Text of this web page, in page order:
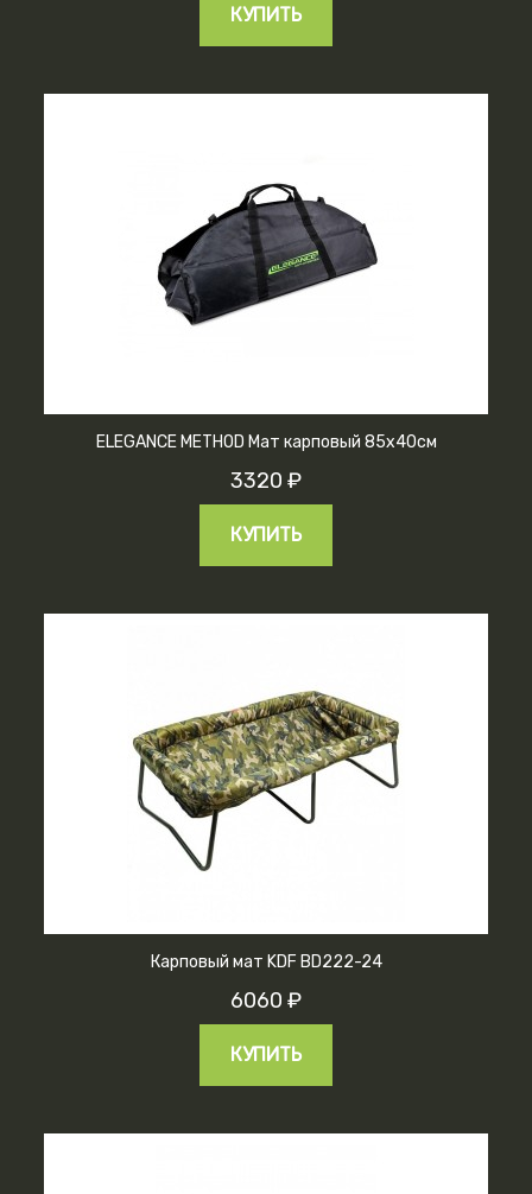
КУПИТЬ
ELEGANCE METHOD Мат карповый 85х40см
3320 ₽
КУПИТЬ
Карповый мат KDF BD222-24
6060 ₽
КУПИТЬ